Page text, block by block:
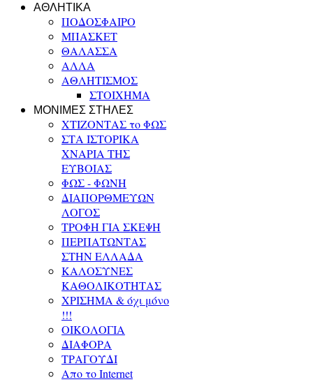
ΑΘΛΗΤΙΚΑ
ΠΟΔΟΣΦΑΙΡΟ
ΜΠΑΣΚΕΤ
ΘΑΛΑΣΣΑ
ΑΛΛΑ
ΑΘΛΗΤΙΣΜΟΣ
ΣΤΟΙΧΗΜΑ
ΜΟΝΙΜΕΣ ΣΤΗΛΕΣ
ΧΤΙΖΟΝΤΑΣ το ΦΩΣ
ΣΤΑ ΙΣΤΟΡΙΚΑ
ΧΝΑΡΙΑ ΤΗΣ
ΕΥΒΟΙΑΣ
ΦΩΣ - ΦΩΝΗ
ΔΙΑΠΟΡΘΜΕΥΩΝ
ΛΟΓΟΣ
ΤΡΟΦΗ ΓΙΑ ΣΚΕΨΗ
ΠΕΡΠΑΤΩΝΤΑΣ
ΣΤΗΝ ΕΛΛΑΔΑ
ΚΑΛΟΣΥΝΕΣ
ΚΑΘΟΛΙΚΟΤΗΤΑΣ
ΧΡΙΣΗΜΑ & όχι μόνο
!!!
ΟΙΚΟΛΟΓΙΑ
ΔΙΑΦΟΡΑ
ΤΡΑΓΟΥΔΙ
Απο το Internet